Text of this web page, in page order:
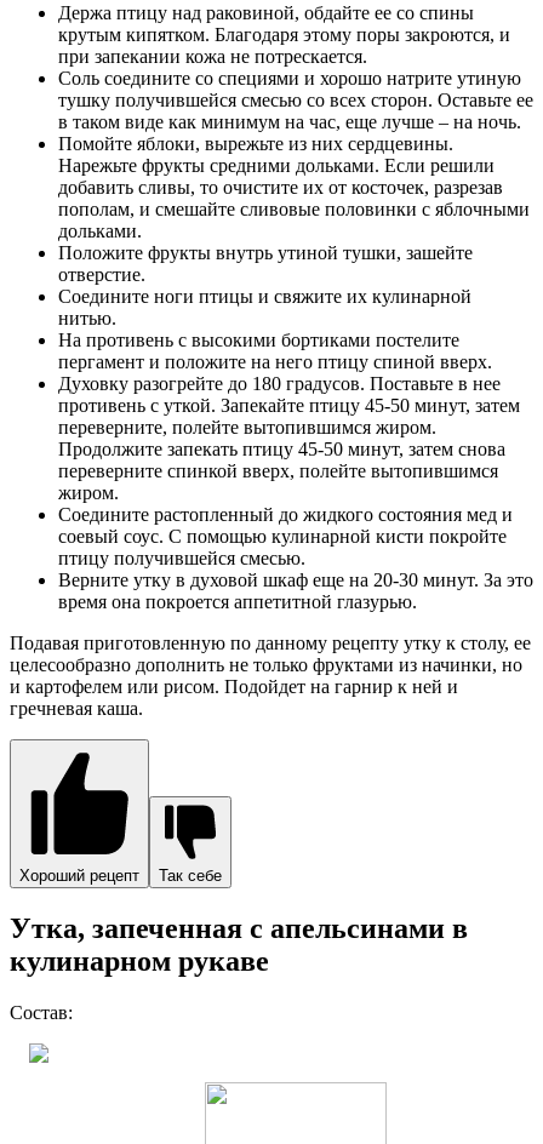
Держа птицу над раковиной, обдайте ее со спины
крутым кипятком. Благодаря этому поры закроются, и
при запекании кожа не потрескается.
Соль соедините со специями и хорошо натрите утиную
тушку получившейся смесью со всех сторон. Оставьте ее
в таком виде как минимум на час, еще лучше – на ночь.
Помойте яблоки, вырежьте из них сердцевины.
Нарежьте фрукты средними дольками. Если решили
добавить сливы, то очистите их от косточек, разрезав
пополам, и смешайте сливовые половинки с яблочными
дольками.
Положите фрукты внутрь утиной тушки, зашейте
отверстие.
Соедините ноги птицы и свяжите их кулинарной
нитью.
На противень с высокими бортиками постелите
пергамент и положите на него птицу спиной вверх.
Духовку разогрейте до 180 градусов. Поставьте в нее
противень с уткой. Запекайте птицу 45-50 минут, затем
переверните, полейте вытопившимся жиром.
Продолжите запекать птицу 45-50 минут, затем снова
переверните спинкой вверх, полейте вытопившимся
жиром.
Соедините растопленный до жидкого состояния мед и
соевый соус. С помощью кулинарной кисти покройте
птицу получившейся смесью.
Верните утку в духовой шкаф еще на 20-30 минут. За это
время она покроется аппетитной глазурью.
Подавая приготовленную по данному рецепту утку к столу, ее
целесообразно дополнить не только фруктами из начинки, но
и картофелем или рисом. Подойдет на гарнир к ней и
гречневая каша.
Хороший рецепт Так себе
Утка, запеченная с апельсинами в
кулинарном рукаве
Состав: